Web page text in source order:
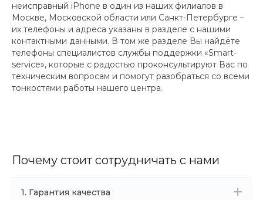
неисправный iPhone в один из наших филиалов в
Москве, Московской области или Санкт-Петербурге –
их телефоны и адреса указаны в разделе с нашими
контактными данными. В том же разделе Вы найдёте
телефоны специалистов службы поддержки «Smart-
service», которые с радостью проконсультируют Вас по
техническим вопросам и помогут разобраться со всеми
тонкостями работы нашего центра.
Почему стоит сотрудничать с нами
1. Гарантия качества